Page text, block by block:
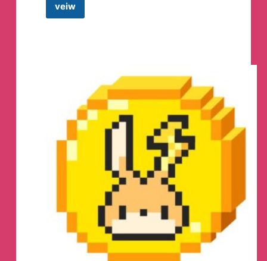
veiwSMSTRETCHING